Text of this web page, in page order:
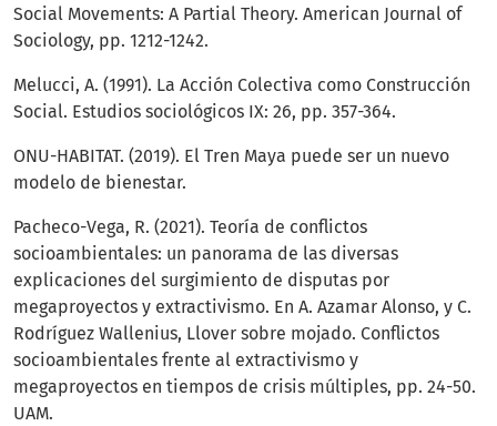
Social Movements: A Partial Theory. American Journal of
Sociology, pp. 1212-1242.
Melucci, A. (1991). La Acción Colectiva como Construcción
Social. Estudios sociológicos IX: 26, pp. 357-364.
ONU-HABITAT. (2019). El Tren Maya puede ser un nuevo
modelo de bienestar.
Pacheco-Vega, R. (2021). Teoría de conflictos
socioambientales: un panorama de las diversas
explicaciones del surgimiento de disputas por
megaproyectos y extractivismo. En A. Azamar Alonso, y C.
Rodríguez Wallenius, Llover sobre mojado. Conflictos
socioambientales frente al extractivismo y
megaproyectos en tiempos de crisis múltiples, pp. 24-50.
UAM.